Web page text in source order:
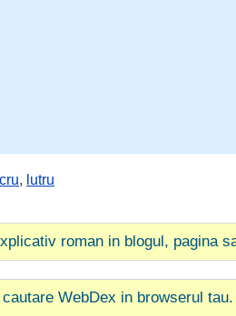
, lutru
roman in blogul, pagina
WebDex in browserul tau.